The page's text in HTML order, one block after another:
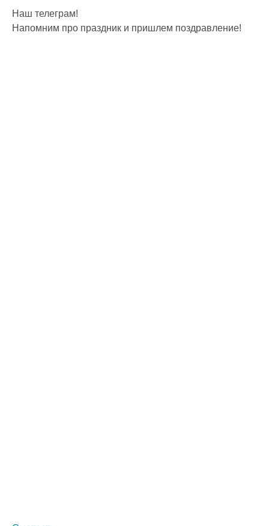
Наш телеграм!
Напомним про праздник и пришлем поздравление!